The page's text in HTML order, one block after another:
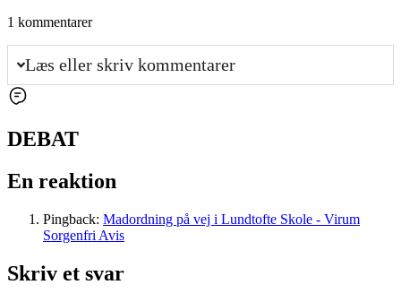
1 kommentarer
Læs eller skriv kommentarer
DEBAT
En reaktion
Pingback: Madordning på vej i Lundtofte Skole - Virum
Sorgenfri Avis
Skriv et svar